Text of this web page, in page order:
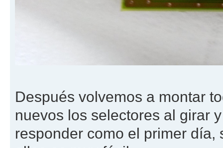
Después volvemos a montar
nuevos los selectores al girar
responder como el primer